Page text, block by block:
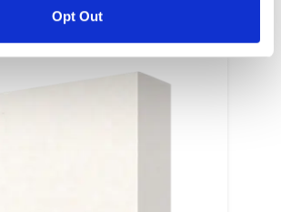
Opt Out
COLORI CORRELATI